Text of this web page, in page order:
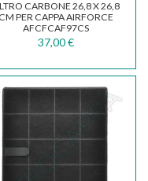
CARBONE 26,8 X 26,8
CM PER CAPPA AIRFORCE
AFCFCAF97CS
37,00 €